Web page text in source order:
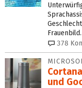
Frauenbild.
378
und